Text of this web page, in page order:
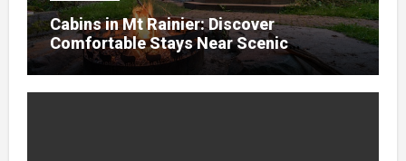
Cabins in Mt Rainier: Discover
Comfortable Stays Near Scenic
Mountain Trails